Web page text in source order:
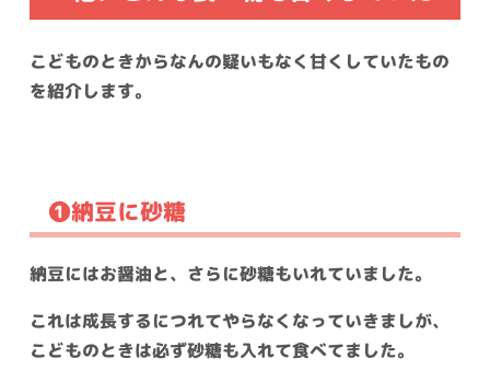
こどものときからなんの疑いもなく甘くしていたもの
を紹介します。
❶納豆に砂糖
納豆にはお醤油と、さらに砂糖もいれていました。
これは成長するにつれてやらなくなっていきましが、
こどものときは必ず砂糖も入れて食べてました。